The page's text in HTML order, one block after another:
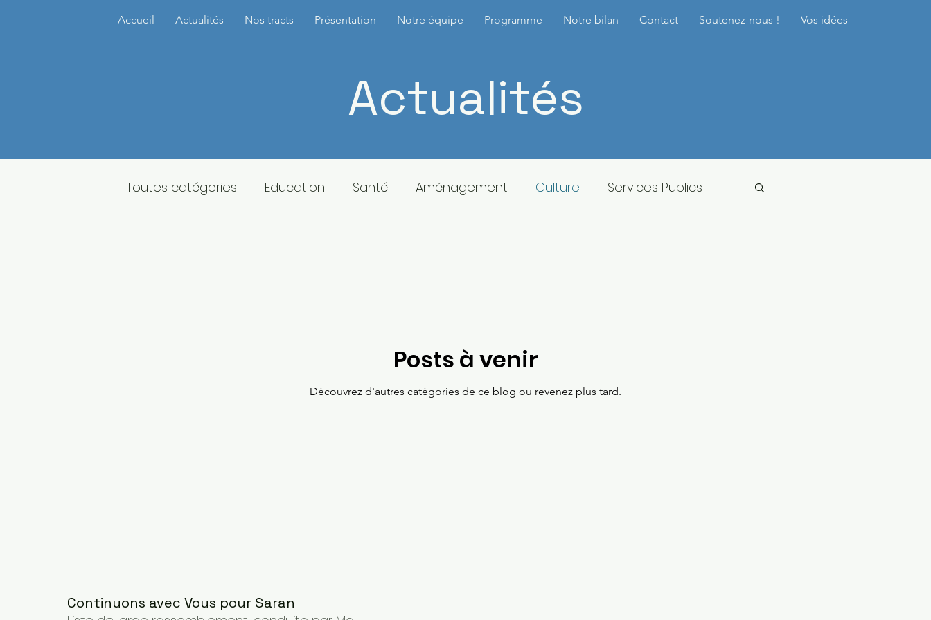
Accueil Actualités Nos tracts Présentation Notre équipe Programme Notre bilan Contact Soutenez-nous ! Vos idées
Actualités
Toutes catégories Education Santé Aménagement Culture Services Publics
Posts à venir
Découvrez d'autres catégories de ce blog ou revenez plus tard.
Continuons avec Vous pour Saran